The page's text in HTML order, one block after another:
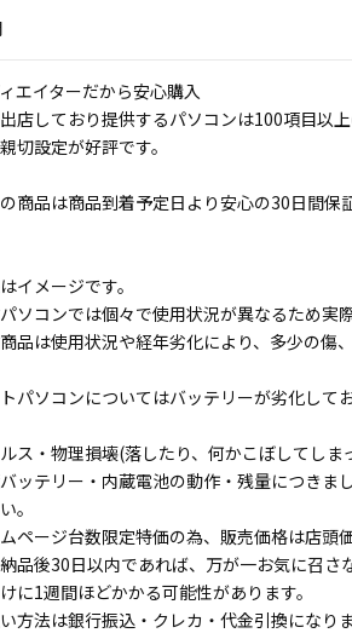
エイターだから安心購入
店しており提供するパソコンは100項目以
切設定が好評です。
商品は商品到着予定日より安心の30日間保
イメージです。
ソコンでは個々で使用状況が異なるため実
品は使用状況や経年劣化により、多少の傷
パソコンについてはバッテリーが劣化して
ス・物理損壊(落したり、何かこぼしてしま
ッテリー・内蔵電池の動作・残量につきま
。
ページ台数限定特価の為、販売価格は店頭
品後30日以内であれば、万が一お気に召さ
に1週間ほどかかる可能性があります。
方法は銀行振込・クレカ・代金引換になり